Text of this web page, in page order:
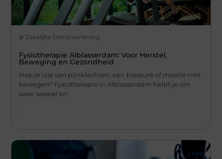
Zakelijke Dienstverlening
Fysiotherapie Alblasserdam: Voor Herstel,
Beweging en Gezondheid
Heb je last van pijnklachten, een blessure of moeite met
bewegen? Fysiotherapie in Alblasserdam helpt je om
weer soepel en
...